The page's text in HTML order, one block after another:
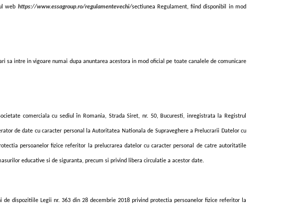
web https://www.essagroup.ro/regulamentevechi/sectiunea Regulament, fiind disponibil in mod
sa intre in vigoare numai dupa anuntarea acestora in mod oficial pe toate canalele de comunicare
comerciala cu sediul în Romania, Strada Siret, nr. 50, Bucuresti, inregistrata la Registrul
de date cu caracter personal la Autoritatea Nationala de Supraveghere a Prelucrarii Datelor cu
tia persoanelor fizice referitor la prelucrarea datelor cu caracter personal de catre autoritatile
asurilor educative si de siguranta, precum si privind libera circulatie a acestor date.
de dispozitiile Legii nr. 363 din 28 decembrie 2018 privind protectia persoanelor fizice referitor la